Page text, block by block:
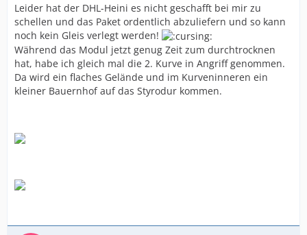
Leider hat der DHL-Heini es nicht geschafft bei mir zu
schellen und das Paket ordentlich abzuliefern und so kann
noch kein Gleis verlegt werden!
Während das Modul jetzt genug Zeit zum durchtrocknen
hat, habe ich gleich mal die 2. Kurve in Angriff genommen.
Da wird ein flaches Gelände und im Kurveninneren ein
kleiner Bauernhof auf das Styrodur kommen.